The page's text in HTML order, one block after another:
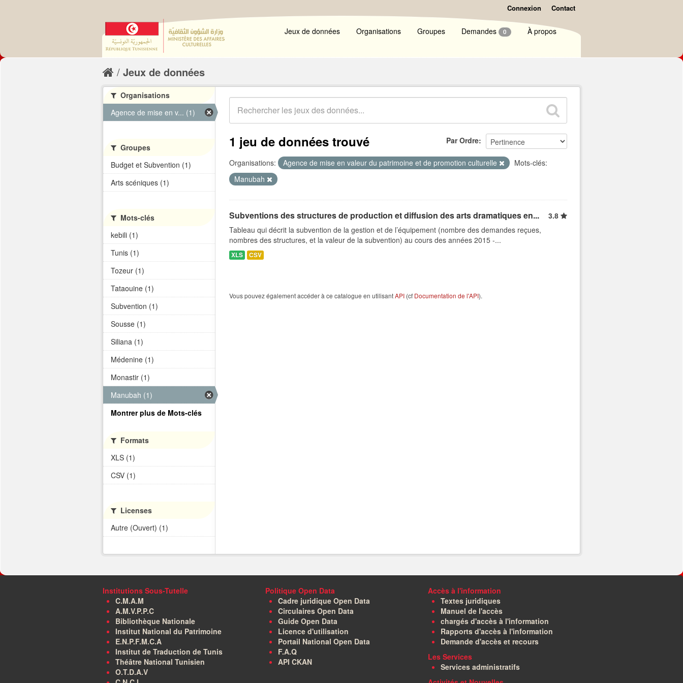
Connexion Contact
Jeux de données Organisations Groupes Demandes 0 À propos
Jeux de données
Par Ordre
1 jeu de données trouvé
Organisations: Agence de mise en valeur du patrimoine et de promotion culturelle
Mots-clés:
Manubah
Subventions des structures de production et diffusion des arts dramatiques en...
3.8
Tableau qui décrit la subvention de la gestion et de l’équipement (nombre des demandes reçues,
nombres des structures, et la valeur de la subvention) au cours des années 2015 -...
XLS CSV
Vous pouvez également accéder à ce catalogue en utilisantAPI (cf Documentation de l'API).
Organisations
Agence de mise en v... (1)
Groupes
Budget et Subvention (1)
Arts scéniques (1)
Mots-clés
kebili (1)
Tunis (1)
Tozeur (1)
Tataouine (1)
Subvention (1)
Sousse (1)
Siliana (1)
Médenine (1)
Monastir (1)
Manubah (1)
Montrer plus de Mots-clés
Formats
XLS (1)
CSV (1)
Licenses
Autre (Ouvert) (1)
Institutions Sous-Tutelle
C.M.A.M
A.M.V.P.P.C
Bibliothèque Nationale
Institut National du Patrimoine
E.N.P.F.M.C.A
Institut de Traduction de Tunis
Théâtre National Tunisien
O.T.D.A.V
Politique Open Data
Cadre juridique Open Data
Circulaires Open Data
Guide Open Data
Licence d'utilisation
Portail National Open Data
F.A.Q
API CKAN
Accès à l'information
Textes juridiques
Manuel de l'accès
chargés d'accès à l'information
Rapports d'accès à l'information
Demande d'accès et recours
Les Services
Services administratifs